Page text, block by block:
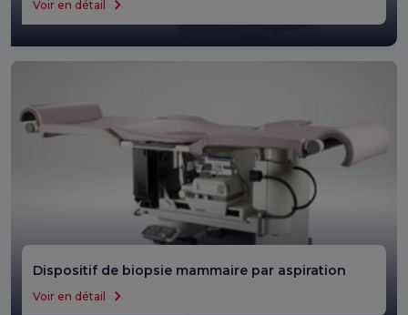
Voir en détail
Dispositif de biopsie mammaire par aspiration
Voir en détail